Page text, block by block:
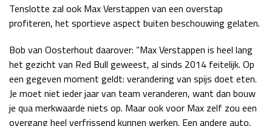
Tenslotte zal ook Max Verstappen van een overstap
profiteren, het sportieve aspect buiten beschouwing gelaten.
Bob van Oosterhout daarover: “Max Verstappen is heel lang
het gezicht van Red Bull geweest, al sinds 2014 feitelijk. Op
een gegeven moment geldt: verandering van spijs doet eten.
Je moet niet ieder jaar van team veranderen, want dan bouw
je qua merkwaarde niets op. Maar ook voor Max zelf zou een
overgang heel verfrissend kunnen werken. Een andere auto,